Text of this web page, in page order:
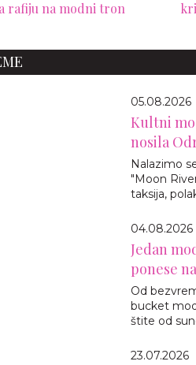
rafiju na modni tron
05.08.2026
Kultni
nosila
Nalazimo
"Moon
taksija,
04.08.2026
Jedan
ponese
Od
bucket
štite od
23.07.2026